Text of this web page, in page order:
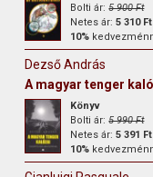
Bolti ár:5 900 Ft
Netes ár:5 310 Ft
10%
Dezső András
A magyar tenger
Könyv
Bolti ár:5 990 Ft
Netes ár:5 391 Ft
10%